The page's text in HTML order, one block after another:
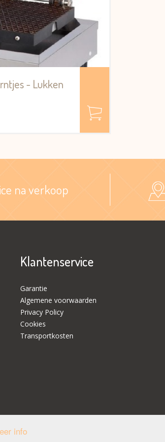
info
- Lukken
na verkoop
Klantenservice
Garantie
Algemene voorwaarden
Privacy Policy
Cookies
Transportkosten